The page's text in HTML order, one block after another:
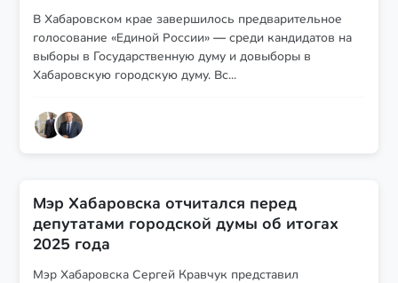
В Хабаровском крае завершилось предварительное
голосование «Единой России» — среди кандидатов на
выборы в Государственную думу и довыборы в
Хабаровскую городскую думу. Вс...
Мэр Хабаровска отчитался перед
депутатами городской думы об итогах
2025 года
Мэр Хабаровска Сергей Кравчук представил